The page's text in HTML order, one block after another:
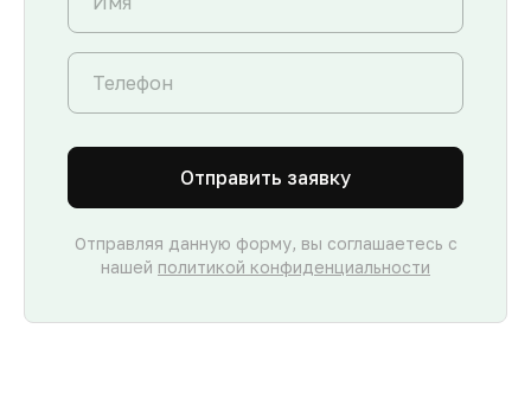
Отправить заявку
Отправляя данную форму, вы соглашаетесь с
нашей политикой конфиденциальности